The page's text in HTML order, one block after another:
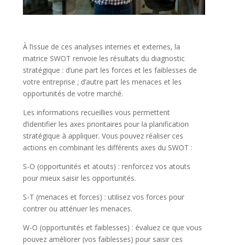
À l’issue de ces analyses internes et externes, la
matrice SWOT renvoie les résultats du diagnostic
stratégique : d’une part les forces et les faiblesses de
votre entreprise ; d’autre part les menaces et les
opportunités de votre marché.
Les informations recueillies vous permettent
d’identifier les axes prioritaires pour la planification
stratégique à appliquer. Vous pouvez réaliser ces
actions en combinant les différents axes du SWOT :
S-O (opportunités et atouts) : renforcez vos atouts
pour mieux saisir les opportunités.
S-T (menaces et forces) : utilisez vos forces pour
contrer ou atténuer les menaces.
W-O (opportunités et faiblesses) : évaluez ce que vous
pouvez améliorer (vos faiblesses) pour saisir ces